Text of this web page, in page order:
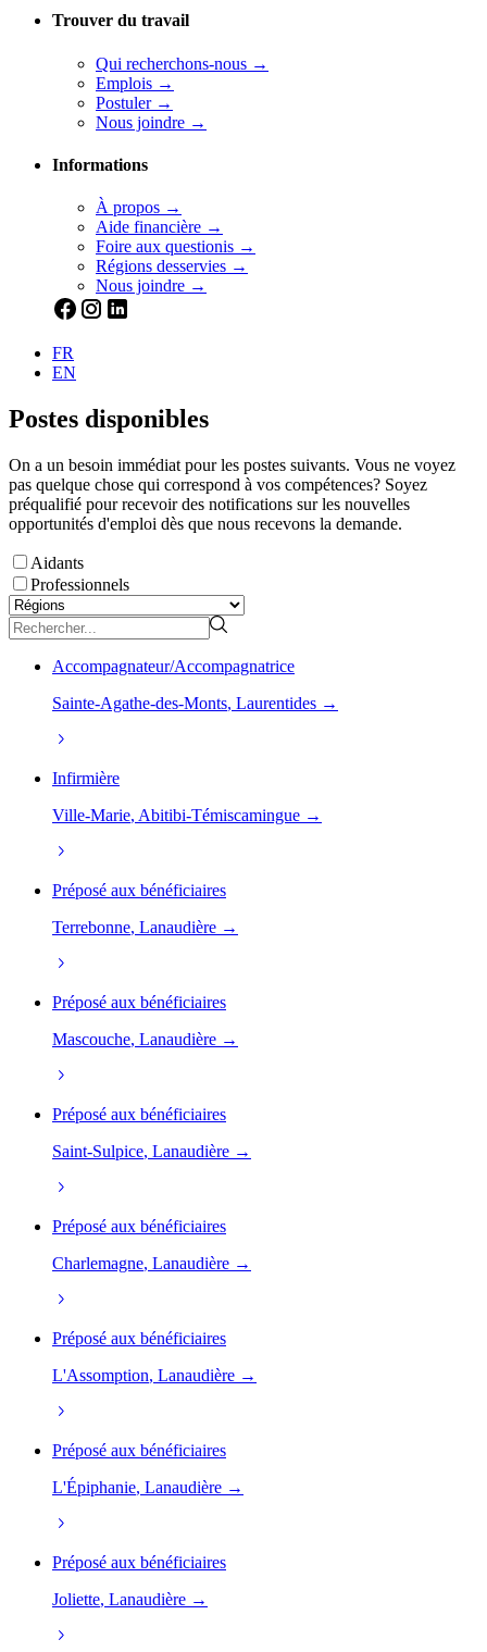
Trouver du travail
Qui recherchons-nous →
Emplois →
Postuler →
Nous joindre →
Informations
À propos →
Aide financière →
Foire aux questionis →
Régions desservies →
Nous joindre →
FR
EN
Postes disponibles
On a un besoin immédiat pour les postes suivants. Vous ne voyez
pas quelque chose qui correspond à vos compétences? Soyez
préqualifié pour recevoir des notifications sur les nouvelles
opportunités d'emploi dès que nous recevons la demande.
Aidants
Professionnels
Accompagnateur/Accompagnatrice
Sainte-Agathe-des-Monts, Laurentides →
Infirmière
Ville-Marie, Abitibi-Témiscamingue →
Préposé aux bénéficiaires
Terrebonne, Lanaudière →
Préposé aux bénéficiaires
Mascouche, Lanaudière →
Préposé aux bénéficiaires
Saint-Sulpice, Lanaudière →
Préposé aux bénéficiaires
Charlemagne, Lanaudière →
Préposé aux bénéficiaires
L'Assomption, Lanaudière →
Préposé aux bénéficiaires
L'Épiphanie, Lanaudière →
Préposé aux bénéficiaires
Joliette, Lanaudière →